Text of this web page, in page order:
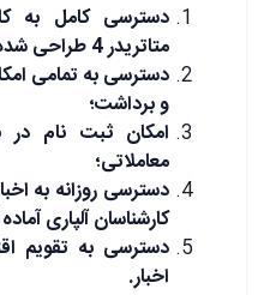
دسترسی کامل به
متاتریدر 4 طراحی شده است؛
دسترسی به تمامی
و برداشت؛
امکان ثبت نام
معاملاتی؛
دسترسی روزانه به
کارشناسان آلپاری
دسترسی به تقویم
اخبار.